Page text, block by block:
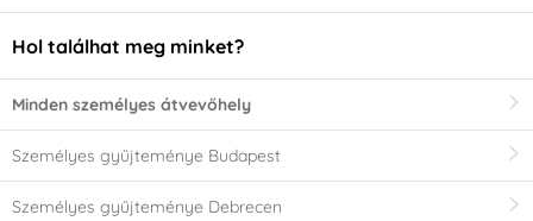
Hol találhat meg minket?
Minden személyes átvevőhely
Személyes gyűjteménye Budapest
Személyes gyűjteménye Debrecen